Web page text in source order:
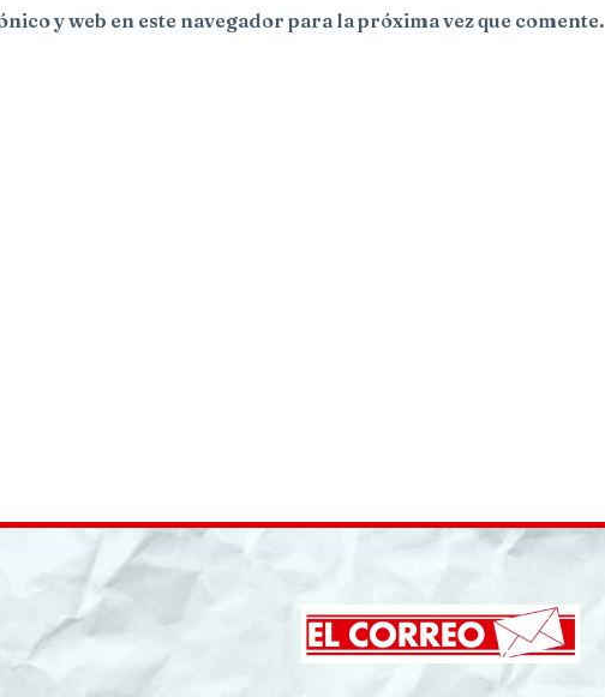
y web en este navegador para la próxima vez que comente.